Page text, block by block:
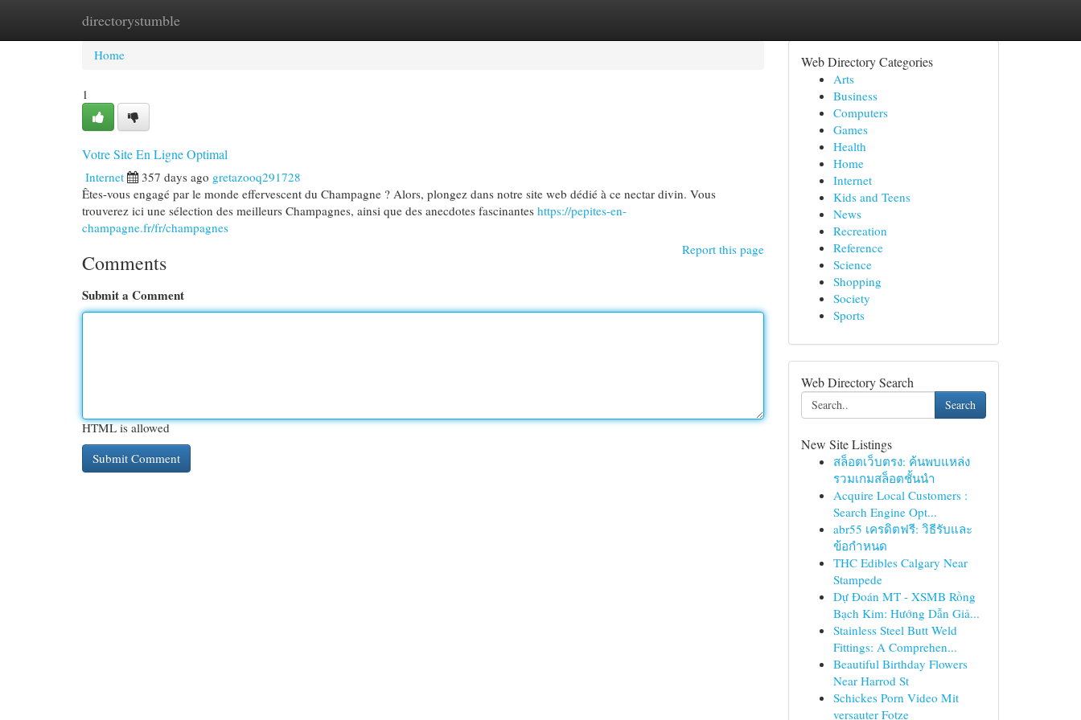
directorystumble
Home New Site Listings
Home
1
Votre Site En Ligne Optimal
Internet 357 days ago gretazooq291728
Êtes-vous engagé par le monde effervescent du Champagne ? Alors, plongez dans notre site web dédié à ce nectar divin. Vous
trouverez ici une sélection des meilleurs Champagnes, ainsi que des anecdotes fascinantes https://pepites-en-
champagne.fr/fr/champagnes
Report this page
Comments
Submit a Comment
HTML is allowed
Web Directory Categories
Arts
Business
Computers
Games
Health
Home
Internet
Kids and Teens
News
Recreation
Reference
Science
Shopping
Society
Sports
Web Directory Search
Search
New Site Listings
สล็อตเว็บตรง: ค้นพบแหล่ง
รวมเกมสล็อตชั้นนำ
Acquire Local Customers :
Search Engine Opt...
abr55 เครดิตฟรี: วิธีรับและ
ข้อกำหนด
THC Edibles Calgary Near
Stampede
Dự Đoán MT - XSMB Rồng
Bạch Kim: Hướng Dẫn Giả...
Stainless Steel Butt Weld
Fittings: A Comprehen...
Beautiful Birthday Flowers
Near Harrod St
Schickes Porn Video Mit
versauter Fotze